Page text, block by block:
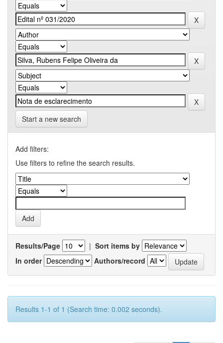
Start a new search
Add filters:
Use filters to refine the search results.
Results/Page | Sort items by
In order
Authors/record
Results 1-1 of 1 (Search time: 0.002 seconds).